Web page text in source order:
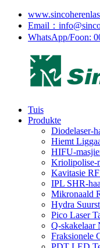
Email：
WhatsApp/Foon:
Tuis
Produkte
Diodelaser-
Hiemt
HIFU-
Kriolipolise-
Kavitasie
IPL SHR-
Mikronaald
Hydra
Pico Laser
Q-skakelaar
Fraksionele